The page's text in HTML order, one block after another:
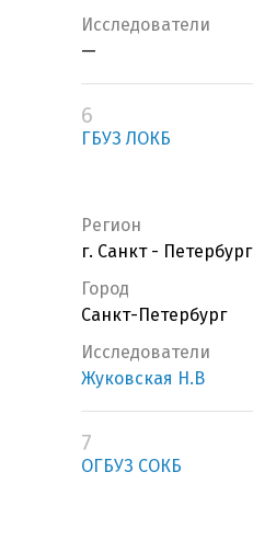
Исследователи
—
6
ГБУЗ ЛОКБ
Регион
г. Санкт - Петербург
Город
Санкт-Петербург
Исследователи
Жуковская Н.В
7
ОГБУЗ СОКБ